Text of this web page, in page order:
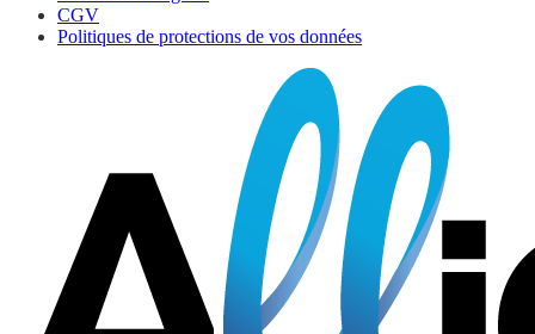
CGV
Politiques de protections de vos données